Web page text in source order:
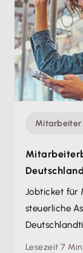
Mitarbeiter
Jobticket für
steuerliche
Lesezeit 7